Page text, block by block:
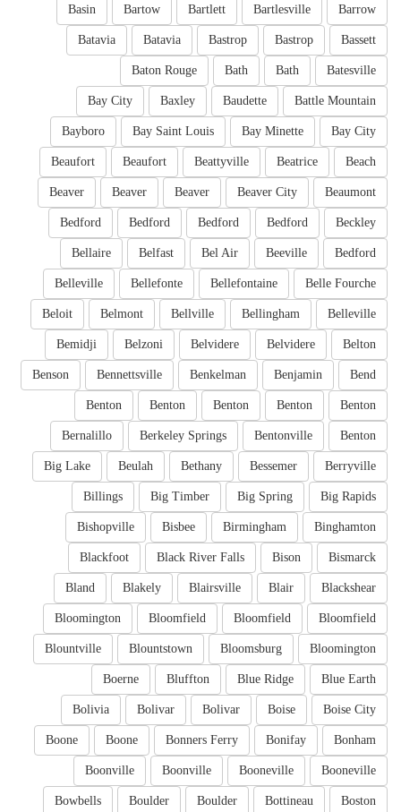
Barrow
Bartlesville
Bartlett
Bartow
Basin
Bassett
Bastrop
Bastrop
Batavia
Batavia
Batesville
Bath
Bath
Baton Rouge
Battle Mountain
Baudette
Baxley
Bay City
Bay City
Bay Minette
Bay Saint Louis
Bayboro
Beach
Beatrice
Beattyville
Beaufort
Beaufort
Beaumont
Beaver City
Beaver
Beaver
Beaver
Beckley
Bedford
Bedford
Bedford
Bedford
Bedford
Beeville
Bel Air
Belfast
Bellaire
Belle Fourche
Bellefontaine
Bellefonte
Belleville
Belleville
Bellingham
Bellville
Belmont
Beloit
Belton
Belvidere
Belvidere
Belzoni
Bemidji
Bend
Benjamin
Benkelman
Bennettsville
Benson
Benton
Benton
Benton
Benton
Benton
Benton
Bentonville
Berkeley Springs
Bernalillo
Berryville
Bessemer
Bethany
Beulah
Big Lake
Big Rapids
Big Spring
Big Timber
Billings
Binghamton
Birmingham
Bisbee
Bishopville
Bismarck
Bison
Black River Falls
Blackfoot
Blackshear
Blair
Blairsville
Blakely
Bland
Bloomfield
Bloomfield
Bloomfield
Bloomington
Bloomington
Bloomsburg
Blountstown
Blountville
Blue Earth
Blue Ridge
Bluffton
Boerne
Boise City
Boise
Bolivar
Bolivar
Bolivia
Bonham
Bonifay
Bonners Ferry
Boone
Boone
Booneville
Booneville
Boonville
Boonville
Boston
Bottineau
Boulder
Boulder
Bowbells